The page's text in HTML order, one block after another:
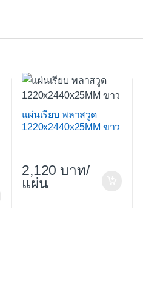
แผ่นเรียบ พลาสวูด
1220x2440x25MM ขาว
2,120
/
แผ่น